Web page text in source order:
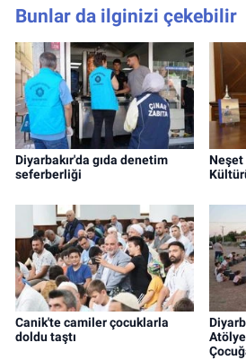
Bunlar da ilginizi çekebilir
Diyarbakır'da gıda denetim
seferberliği
Neşet
Canik'te camiler çocuklarla
doldu taştı